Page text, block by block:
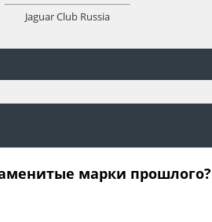
марки прошлого?
Jaguar Club Russia